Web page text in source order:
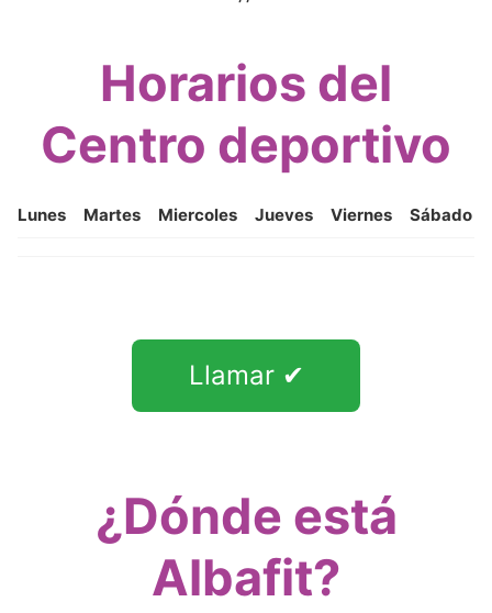
Horarios del
Centro deportivo
Lunes Martes Miercoles Jueves Viernes Sábado
Llamar ✔
¿Dónde está
Albafit?